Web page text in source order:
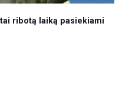
ribotą laiką pasiekiami